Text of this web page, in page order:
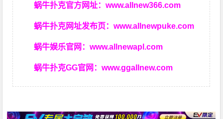
蜗牛扑克官方网址：www.allnew366.com
蜗牛扑克网址发布页：www.allnewpuke.com
蜗牛娱乐官网：www.allnewapl.com
蜗牛扑克GG官网：www.ggallnew.com